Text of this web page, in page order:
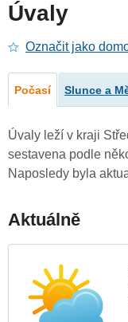
Úvaly
Označit jako
Počasí Slunce a
Úvaly leží v kraji
sestavena podle
Naposledy byla
Aktuálně